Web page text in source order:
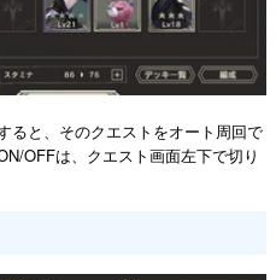
ると、そのクエストをオート周回で
OFFは、クエスト画面左下で切り